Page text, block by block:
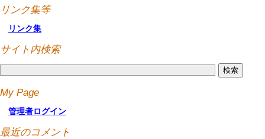
リンク集等
リンク集
サイト内検索
My Page
管理者ログイン
最近のコメント